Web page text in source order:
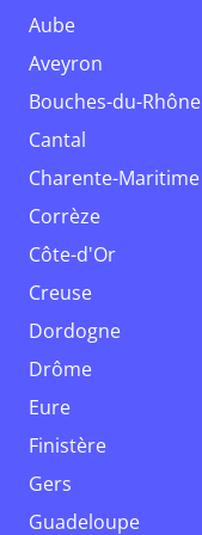
Aube
Aveyron
Bouches-du-Rhône
Cantal
Charente-Maritime
Corrèze
Côte-d'Or
Creuse
Dordogne
Drôme
Eure
Finistère
Gers
Guadeloupe